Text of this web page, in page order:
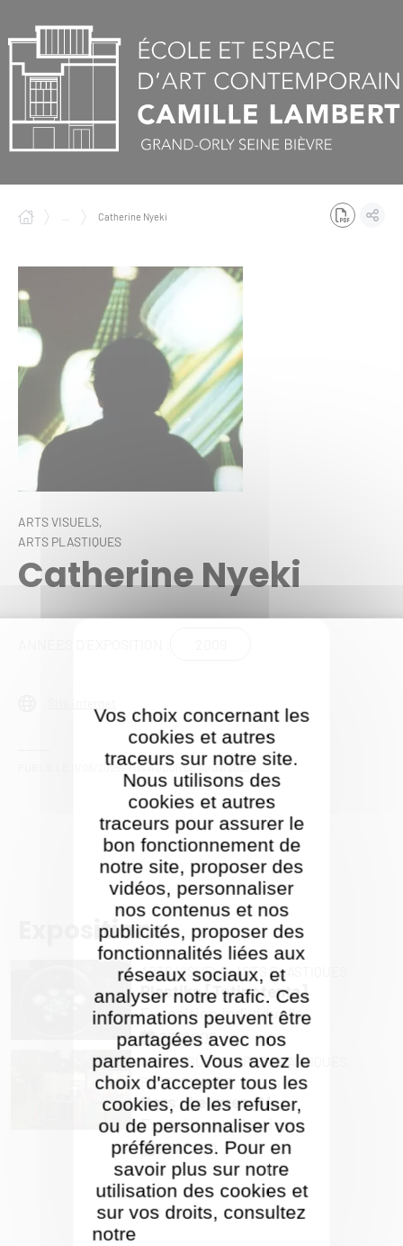
Vos choix concernant les
cookies et autres
traceurs sur notre site.
Nous utilisons des
cookies et autres
traceurs pour assurer le
bon fonctionnement de
notre site, proposer des
vidéos, personnaliser
nos contenus et nos
publicités, proposer des
fonctionnalités liées aux
réseaux sociaux, et
analyser notre trafic. Ces
informations peuvent être
partagées avec nos
partenaires. Vous avez le
choix d'accepter tous les
cookies, de les refuser,
ou de personnaliser vos
préférences. Pour en
savoir plus sur notre
utilisation des cookies et
sur vos droits, consultez
notre
Catherine Nyeki
ARTS VISUELS,
ARTS PLASTIQUES
Catherine Nyeki
11/06/2025- MIS À JOUR LE16/09/2025
Expositions
ARTS VISUELS,ARTS PLASTIQUES
Plastika [Totipotenta]
Exposition individuelle
03/2009
ARTS VISUELS,ARTS PLASTIQUES,
PERFORMANCE
Hors d'œuvres #4
Exposition collective
06/2009